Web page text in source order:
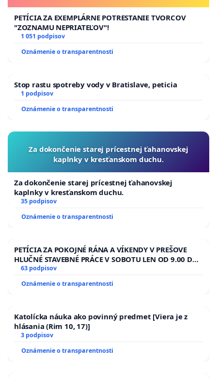
PETÍCIA ZA EXEMPLÁRNE POTRESTANIE TVORCOV
"ZOZNAMU NEPRIATEĽOV"!
1 051 podpisov
Oznámenie o transparentnosti
Stop rastu spotreby vody v Bratislave, peticia
1 podpisov
Oznámenie o transparentnosti
Za dokončenie starej prícestnej ťahanovskej
kaplnky v kresťanskom duchu.
Za dokončenie starej prícestnej ťahanovskej
kaplnky v kresťanskom duchu.
35 podpisov
Oznámenie o transparentnosti
PETÍCIA ZA POKOJNÉ RÁNA A VÍKENDY V PREŠOVE
HLUČNÉ STAVEBNÉ PRÁCE V SOBOTU LEN OD 9.00 DO
13.00 HOD., CEZ PRACOVNÝ TÝŽDEŇ CIEĽ 8.00 – 18.00
HOD. A PRAVIDELNÁ KONTROLA STAVBY C-AREA NA
ĎUMBIERSKEJ/MAGU
63 podpisov
Oznámenie o transparentnosti
Katolícka náuka ako povinný predmet [Viera je z
hlásania (Rim 10, 17)]
3 podpisov
Oznámenie o transparentnosti